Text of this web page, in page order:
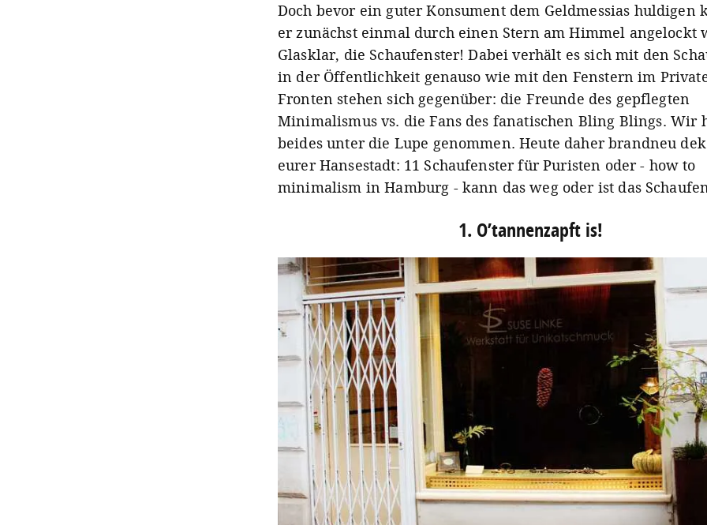
Doch bevor ein guter Konsument dem Geldmessias huldigen
er zunächst einmal durch einen Stern am Himmel angelockt
Glasklar, die Schaufenster! Dabei verhält es sich mit den
in der Öffentlichkeit genauso wie mit den Fenstern im
Fronten stehen sich gegenüber: die Freunde des gepflegten
Minimalismus vs. die Fans des fanatischen Bling Blings. Wir
beides unter die Lupe genommen. Heute daher brandneu
eurer Hansestadt: 11 Schaufenster für Puristen oder - how to
minimalism in Hamburg - kann das weg oder ist das
1. O’tannenzapft is!